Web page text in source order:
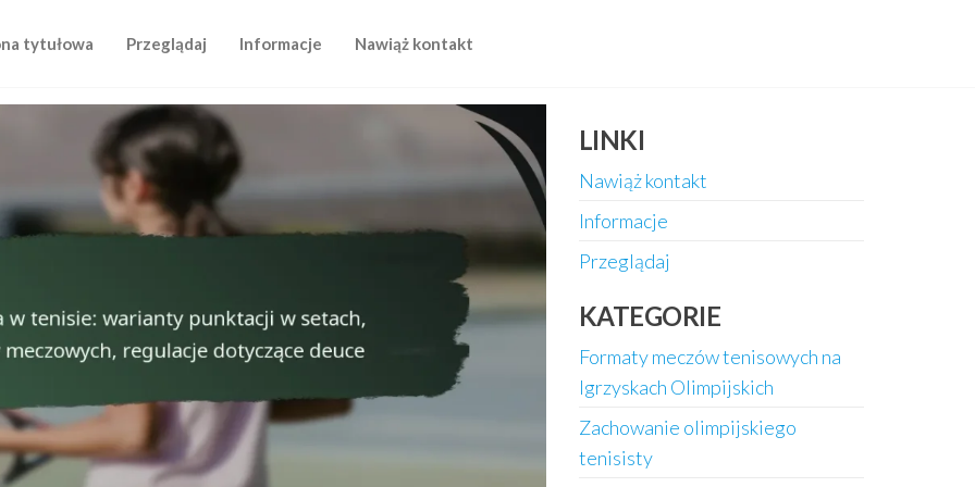
tytułowa Przeglądaj Informacje Nawiąż kontakt
LINKI
Nawiąż kontakt
Informacje
Przeglądaj
KATEGORIE
Formaty meczów tenisowych na
Igrzyskach Olimpijskich
Zachowanie olimpijskiego
tenisisty